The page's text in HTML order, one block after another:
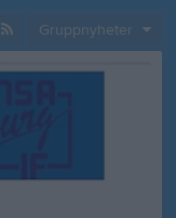
Gruppnyheter